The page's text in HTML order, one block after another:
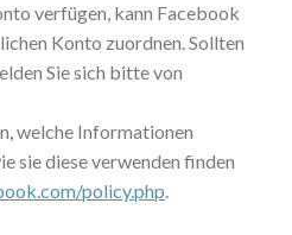
verfügen, kann Facebook
Konto zuordnen. Sollten
Sie sich bitte von
welche Informationen
sie diese verwenden finden
policy.php.